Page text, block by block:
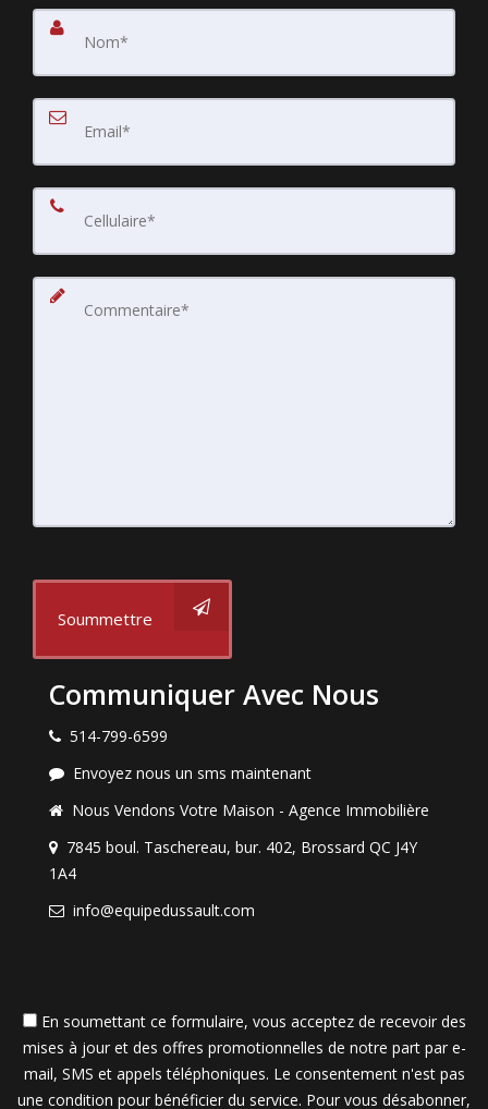
Soummettre
Communiquer Avec Nous
514-799-6599
Envoyez nous un sms maintenant
Nous Vendons Votre Maison - Agence Immobilière
7845 boul. Taschereau, bur. 402, Brossard QC J4Y
1A4
info@equipedussault.com
En soumettant ce formulaire, vous acceptez de recevoir des
mises à jour et des offres promotionnelles de notre part par e-
mail, SMS et appels téléphoniques. Le consentement n'est pas
une condition pour bénéficier du service. Pour vous désabonner,